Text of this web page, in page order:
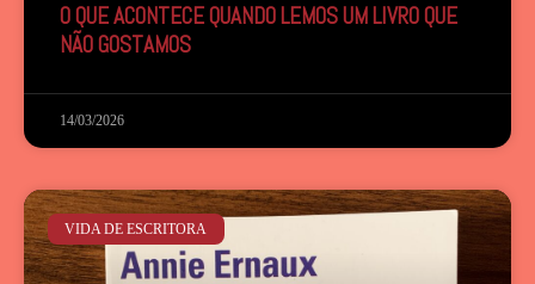
O QUE ACONTECE QUANDO LEMOS UM LIVRO QUE
NÃO GOSTAMOS
14/03/2026
VIDA DE ESCRITORA